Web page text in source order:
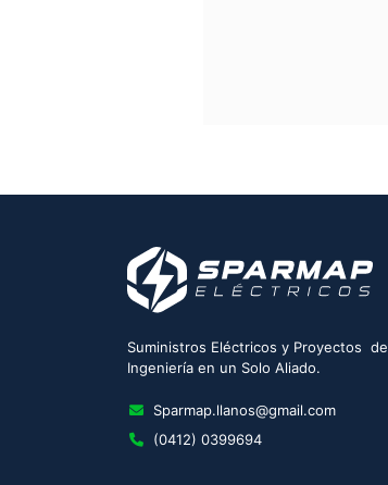
Suministros Eléctricos y Proyectos de
Ingeniería en un Solo Aliado.
Sparmap.llanos@gmail.com
(0412) 0399694